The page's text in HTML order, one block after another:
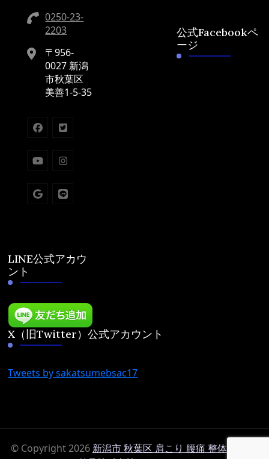
0250-23-
2203
〒956-
0027 新潟
市秋葉区
美善1-5-35
LINE公式アカウ
ント
公式Facebookペ
ージ
X（旧Twitter）公式アカウント
Tweets by sakatsumebsac17
© Copyright 2026新潟市 秋葉区 肩こり 腰痛 整体 鍼灸は